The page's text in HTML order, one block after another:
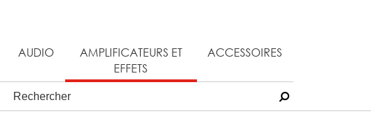
AUDIO
AMPLIFICATEURS ET
EFFETS
ACCESSOIRES